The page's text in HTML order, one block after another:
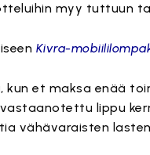
myy tuttuun
Kivra-
kun et maksa enää
lippu
vähävaraisten